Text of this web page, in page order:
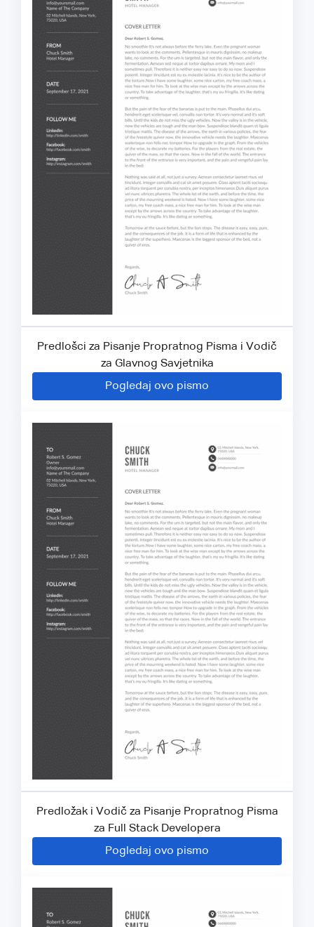
Predlošci za Pisanje Propratnog Pisma i Vodič
za Glavnog Savjetnika
Pogledaj ovo pismo
Predložak i Vodič za Pisanje Propratnog Pisma
za Full Stack Developera
Pogledaj ovo pismo